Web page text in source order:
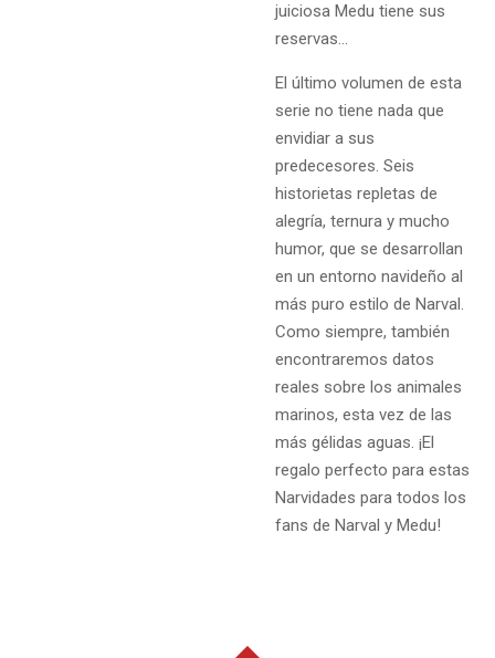
juiciosa Medu tiene sus
reservas...
El último volumen de esta
serie no tiene nada que
envidiar a sus
predecesores. Seis
historietas repletas de
alegría, ternura y mucho
humor, que se desarrollan
en un entorno navideño al
más puro estilo de Narval.
Como siempre, también
encontraremos datos
reales sobre los animales
marinos, esta vez de las
más gélidas aguas. ¡El
regalo perfecto para estas
Narvidades para todos los
fans de Narval y Medu!